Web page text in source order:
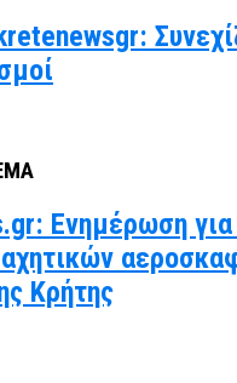
Ενημέρωση
Κρήτης